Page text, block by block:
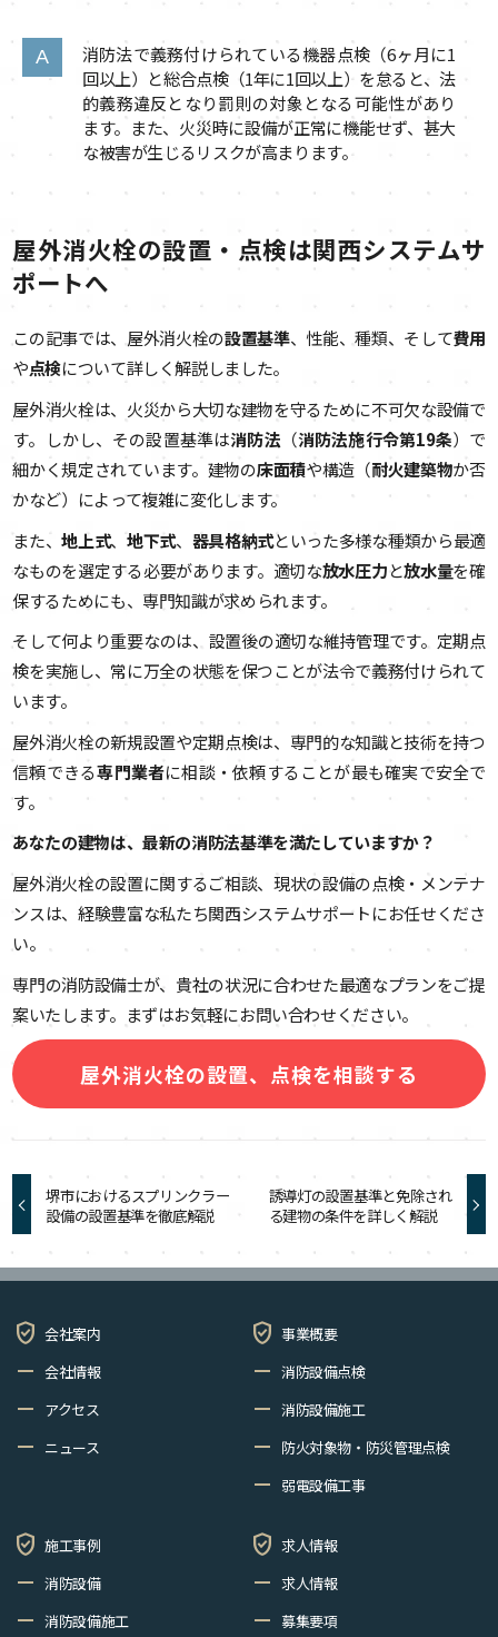
消防法で義務付けられている機器点検（6ヶ月に1
回以上）と総合点検（1年に1回以上）を怠ると、法
的義務違反となり罰則の対象となる可能性があり
ます。また、火災時に設備が正常に機能せず、甚大
な被害が生じるリスクが高まります。
屋外消火栓の設置・点検は関西システムサ
ポートへ
この記事では、屋外消火栓の設置基準、性能、種類、そして費用
や点検について詳しく解説しました。
屋外消火栓は、火災から大切な建物を守るために不可欠な設備で
す。しかし、その設置基準は消防法 （消防法施行令第19条）で
細かく規定されています。建物の床面積や構造（耐火建築物か否
かなど）によって複雑に変化します。
また、地上式、 地下式、 器具格納式といった多様な種類から最適
なものを選定する必要があります。適切な放水圧力と放水量を確
保するためにも、専門知識が求められます。
そして何より重要なのは、設置後の適切な維持管理です。定期点
検を実施し、常に万全の状態を保つことが法令で義務付けられて
います。
屋外消火栓の新規設置や定期点検は、専門的な知識と技術を持つ
信頼できる専門業者に相談・依頼することが最も確実で安全で
す。
あなたの建物は、最新の消防法基準を満たしていますか？
屋外消火栓の設置に関するご相談、現状の設備の点検・メンテナ
ンスは、経験豊富な私たち関西システムサポートにお任せくださ
い。
専門の消防設備士が、貴社の状況に合わせた最適なプランをご提
案いたします。まずはお気軽にお問い合わせください。
屋外消火栓の設置、点検を相談する
堺市におけるスプリンクラー
設備の設置基準を徹底解説
誘導灯の設置基準と免除され
る建物の条件を詳しく解説
verified_user 会社案内
remove 会社情報
remove アクセス
remove ニュース
verified_user 事業概要
remove 消防設備点検
remove 消防設備施工
remove 防火対象物・防災管理点検
remove 弱電設備工事
verified_user 施工事例
remove 消防設備
remove 消防設備施工
verified_user 求人情報
remove 求人情報
remove 募集要項